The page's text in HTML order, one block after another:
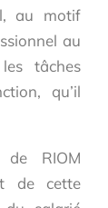
au motif
au
tâches
qu’il
RIOM
de cette